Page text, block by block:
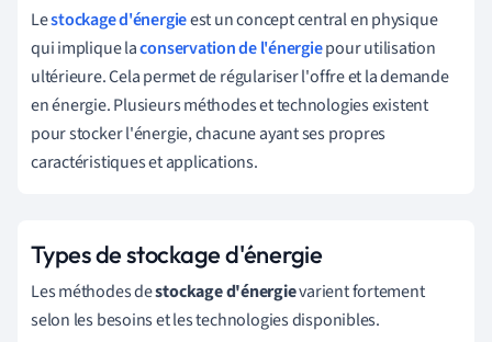
Lestockage d'énergieest un concept central en physique
qui implique laconservation de l'énergiepour utilisation
ultérieure. Cela permet de régulariser l'offre et la demande
en énergie. Plusieurs méthodes et technologies existent
pour stocker l'énergie, chacune ayant ses propres
caractéristiques et applications.
Types de stockage d'énergie
Les méthodes destockage d'énergievarient fortement
selon les besoins et les technologies disponibles.